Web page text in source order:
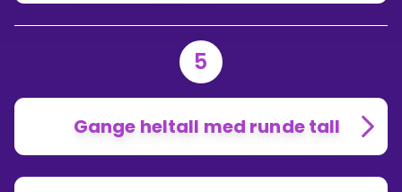
5
Gange heltall med runde tall